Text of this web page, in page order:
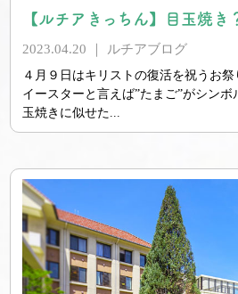
【ルチアきっちん】目玉焼き
2023.04.20 ｜ ルチアブログ
４月９日はキリストの復活を祝うお祭
イースターと言えば”たまご”がシンボ
玉焼きに似せた...